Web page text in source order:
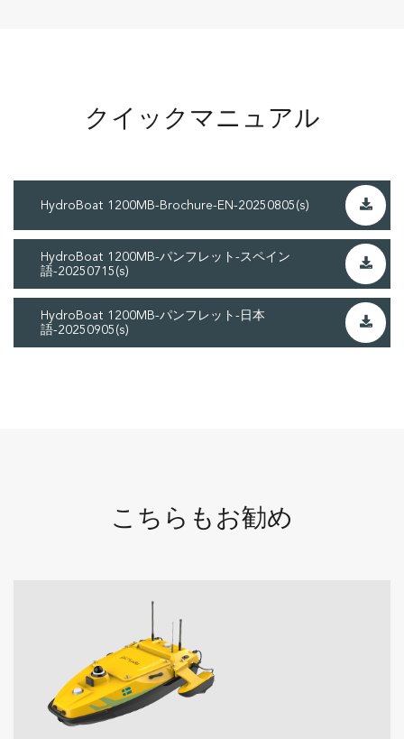
クイックマニュアル
HydroBoat 1200MB-Brochure-EN-20250805(s)
HydroBoat 1200MB-パンフレット-スペイン
語-20250715(s)
HydroBoat 1200MB-パンフレット-日本
語-20250905(s)
こちらもお勧め